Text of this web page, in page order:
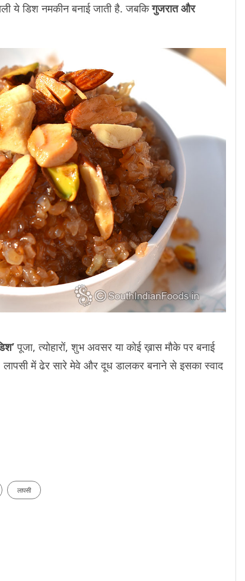
ये डिश नमकीन बनाई जाती है. जबकिगुजरात और
पूजा, त्योहारों, शुभ अवसर या कोई ख़ास मौके पर बनाई
लापसी में ढेर सारे मेवे और दूध डालकर बनाने से इसका स्वाद
लापसी